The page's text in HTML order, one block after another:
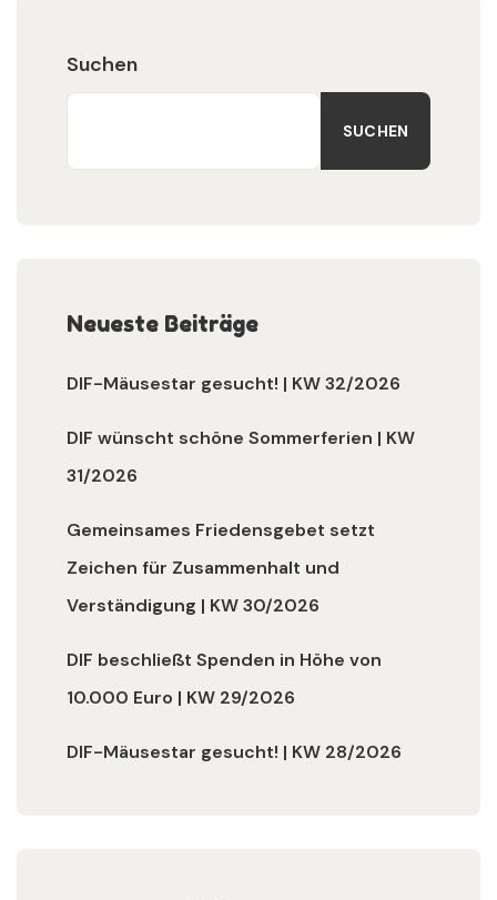
Suchen
SUCHEN
Neueste Beiträge
DIF-Mäusestar gesucht! | KW 32/2026
DIF wünscht schöne Sommerferien | KW
31/2026
Gemeinsames Friedensgebet setzt
Zeichen für Zusammenhalt und
Verständigung | KW 30/2026
DIF beschließt Spenden in Höhe von
10.000 Euro | KW 29/2026
DIF-Mäusestar gesucht! | KW 28/2026